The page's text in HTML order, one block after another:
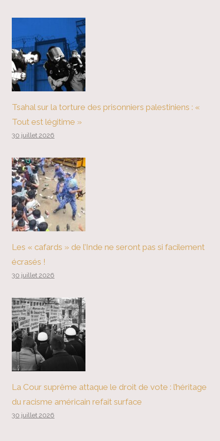
Tsahal sur la torture des prisonniers palestiniens : «
Tout est légitime »
30 juillet 2026
Les « cafards » de l’Inde ne seront pas si facilement
écrasés !
30 juillet 2026
La Cour suprême attaque le droit de vote : l’héritage
du racisme américain refait surface
30 juillet 2026